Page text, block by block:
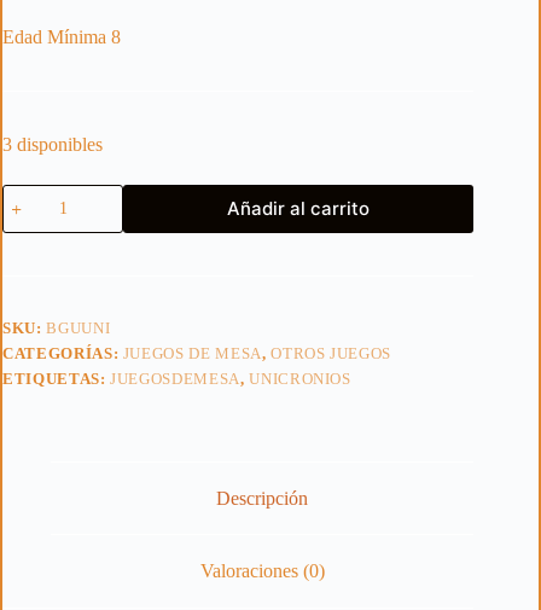
Edad Mínima 8
3 disponibles
Unstabe
UNICORNS
cantidad
Añadir al carrito
SKU:BGUUNI
CATEGORÍAS: JUEGOS DE MESA,OTROS JUEGOS
ETIQUETAS:JUEGOSDEMESA,UNICRONIOS
Descripción
Valoraciones (0)